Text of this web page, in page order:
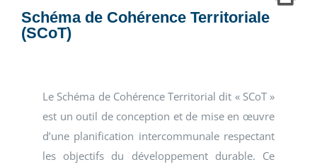
Schéma de Cohérence Territoriale
(SCoT)
Le Schéma de Cohérence Territorial dit « SCoT »
est un outil de conception et de mise en œuvre
d’une planification intercommunale respectant
les objectifs du développement durable. Ce